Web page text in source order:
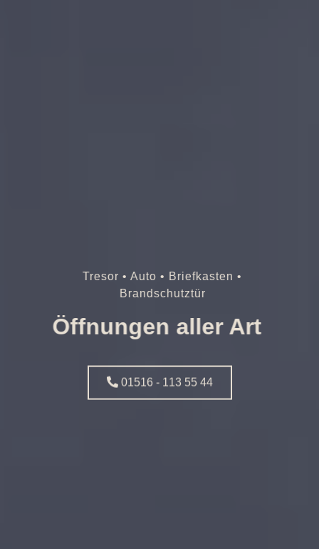
Tresor • Auto • Briefkasten •
Brandschutztür
Öffnungen aller Art
01516 - 113 55 44